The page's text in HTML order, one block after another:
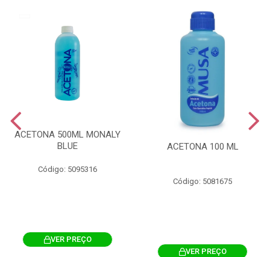
ACETONA 500ML MONALY
BLUE
Código: 5095316
VER PREÇO
ACETONA 100 ML
Código: 5081675
VER PREÇO